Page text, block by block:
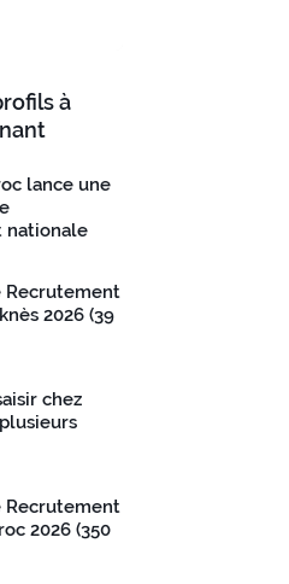
à
lance une
nationale
Recrutement
2026 (39
chez
Recrutement
2026 (350